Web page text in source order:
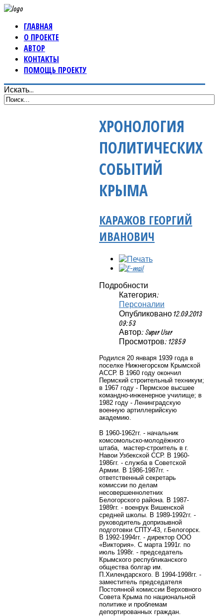
ГЛАВНАЯ
О ПРОЕКТЕ
АВТОР
КОНТАКТЫ
ПОМОЩЬ ПРОЕКТУ
Искать...
ХРОНОЛОГИЯ
ПОЛИТИЧЕСКИХ
СОБЫТИЙ
КРЫМА
КАРАЖОВ ГЕОРГИЙ
ИВАНОВИЧ
Подробности
Категория:
Персоналии
Опубликовано 12.09.2013
09:53
Автор: Super User
Просмотров: 12859
Родился 20 января 1939 года в
поселке Нижнегорском Крымской
АССР. В 1960 году окончил
Пермский строительный техникум;
в 1967 году - Пермское высшее
командно-инженерное училище; в
1982 году - Ленинградскую
военную артиллерийскую
академию.
В 1960-1962гг. - начальник
комсомольско-молодёжного
штаба, мастер-строитель в г.
Навои Узбекской ССР. В 1960-
1986гг. - служба в Советской
Армии. В 1986-1987гг. -
ответственный секретарь
комиссии по делам
несовершеннолетних
Белогорского района. В 1987-
1989гг. - военрук Вишенской
средней школы. В 1989-1992гг. -
руководитель допризывной
подготовки СПТУ-43, г.Белогорск.
В 1992-1994гг. - директор ООО
«Виктория». С марта 1991г. по
июль 1998г. - председатель
Крымского республиканского
общества болгар им.
П. Хилендарского. В 1994-1998гг. -
заместитель председателя
Постоянной комиссии Верховного
Совета Крыма по национальной
политике и проблемам
депортированных граждан.